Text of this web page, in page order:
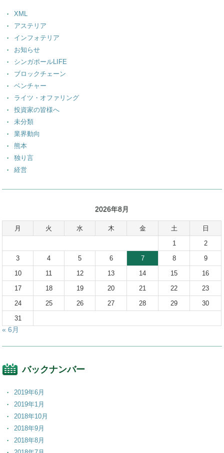
XML
アステリア
インフォテリア
お知らせ
シンガポールLIFE
ブロックチェーン
ベンチャー
ライツ・オファリング
投資家の皆様へ
未分類
業界動向
熊本
独り言
経営
2026年8月
月 火 水 木 金 土
日
1
2
3
4 5 6 7 8
9
10
11 12 13 14 15
16
17
18 19 20 21 22
23
24
25 26 27 28 29
30
31
« 6月
バックナンバー
2019年6月
2019年1月
2018年10月
2018年9月
2018年8月